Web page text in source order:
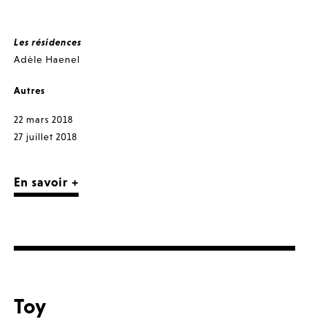
Les résidences
Adèle Haenel
Autres
22 mars 2018
27 juillet 2018
En savoir +
Toy